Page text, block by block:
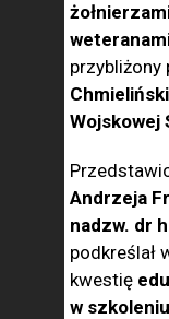
przybliżony
Wojskowej
Andrzeja
nadzw. dr
podkreślał
kwestię
w